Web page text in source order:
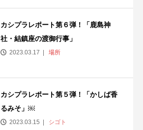
カシプラレポート第６弾！「鹿島神
社・結鎮座の渡御行事」
2023.03.17 場所
カシプラレポート第５弾！「かしば香
るみそ」￼
2023.03.15 シゴト